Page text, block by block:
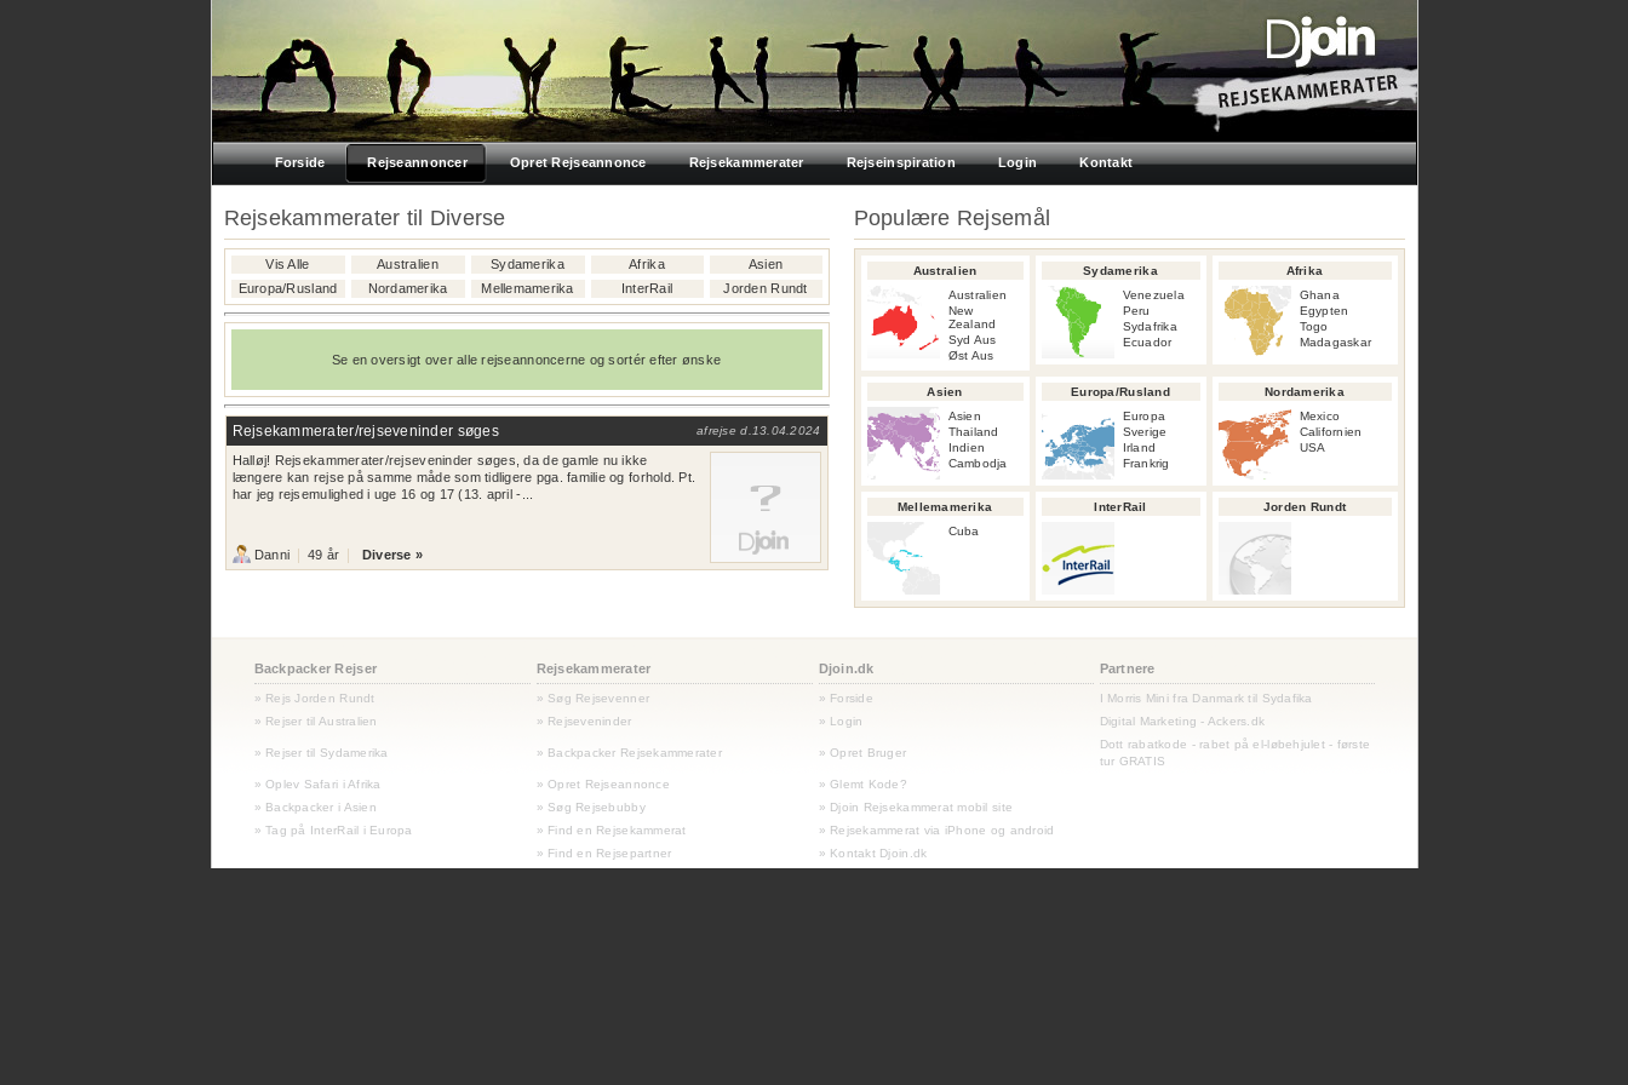
Forside Rejseannoncer Opret Rejseannonce Rejsekammerater Rejseinspiration Login Kontakt
Rejsekammerater til Diverse
Vis Alle Australien Sydamerika Afrika
Asien
Europa/Rusland
Nordamerika Mellemamerika InterRail Jorden Rundt
Se en oversigt over alle rejseannoncerne og sortér efter ønske
Rejsekammerater/rejseveninder søges afrejse d. 13.04.2024
Halløj! Rejsekammerater/rejseveninder søges, da de gamle nu ikke
længere kan rejse på samme måde som tidligere pga. familie og forhold. Pt.
har jeg rejsemulighed i uge 16 og 17 (13. april -...
Danni 49 år Diverse »
Populære Rejsemål
Australien
Australien
New
Zealand
Syd Aus
Øst Aus
Sydamerika
Venezuela
Peru
Sydafrika
Ecuador
Afrika
Ghana
Egypten
Togo
Madagaskar
Asien
Asien
Thailand
Indien
Cambodja
Europa/Rusland
Europa
Sverige
Irland
Frankrig
Nordamerika
Mexico
Californien
USA
Mellemamerika
Cuba
InterRail Jorden Rundt
Backpacker Rejser Rejsekammerater Djoin.dk Partnere
» Rejs Jorden Rundt » Søg Rejsevenner » Forside
I Morris Mini fra Danmark til Sydafika
» Rejser til Australien
» Rejseveninder » Login Digital Marketing - Ackers.dk
» Rejser til Sydamerika » Backpacker Rejsekammerater » Opret Bruger
Dott rabatkode - rabet på el-løbehjulet - første
tur GRATIS
» Oplev Safari i Afrika
» Opret Rejseannonce
» Glemt Kode?
» Backpacker i Asien
» Søg Rejsebubby
» Djoin Rejsekammerat mobil site
» Tag på InterRail i Europa
» Find en Rejsekammerat
» Rejsekammerat via iPhone og android
» Find en Rejsepartner
» Kontakt Djoin.dk